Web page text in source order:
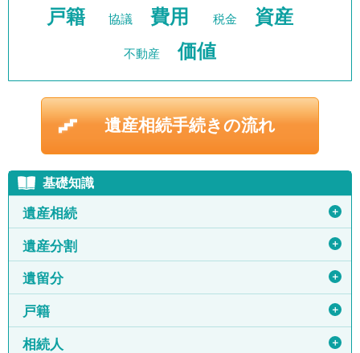
戸籍
協議 費用 税金 資産
不動産 価値
遺産相続手続きの流れ
基礎知識
遺産相続 ＋
遺産分割 ＋
遺留分 ＋
戸籍 ＋
相続人 ＋